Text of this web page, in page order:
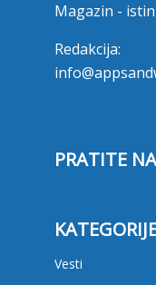
Magazin -
Redakcija:
PRATITE
Vesti